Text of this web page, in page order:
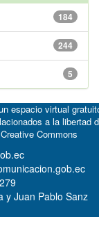
184
244
5
espacio virtual
a la libertad
Creative Commons
y Juan Pablo Sanz